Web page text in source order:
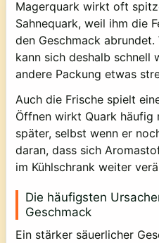
Magerquark wirkt oft
Sahnequark, weil ihm die
den Geschmack
kann sich deshalb schnell
andere Packung etwas
Auch die Frische spielt
Öffnen wirkt Quark häufig
später, selbst wenn er
daran, dass sich
im Kühlschrank weiter
Die häufigsten
Geschmack
Ein stärker säuerlicher